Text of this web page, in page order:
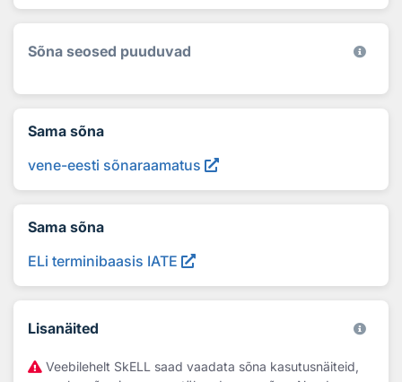
Sõna seosed puuduvad
Sama sõna
vene-eesti sõnaraamatus
Sama sõna
ELi terminibaasis IATE
Lisanäited
Veebilehelt SkELL saad vaadata sõna kasutusnäiteid,